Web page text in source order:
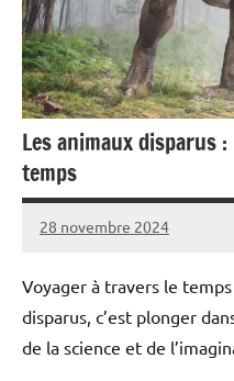
Les animaux disparus
temps
28 novembre 2024
Marise
Aucun
Voyager à travers le
disparus, c’est plonger
de la science et de